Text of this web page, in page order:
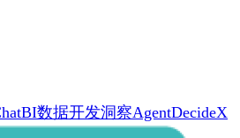
数据开发洞察AgentDecideX